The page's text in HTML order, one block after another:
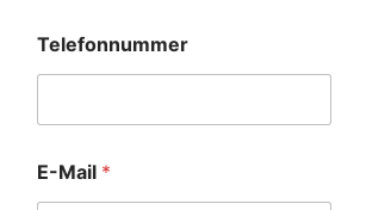
Telefonnummer
E-Mail *